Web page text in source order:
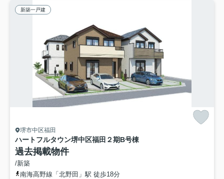
新築一戸建
堺市中区福田
ハートフルタウン堺中区福田２期B号棟
過去掲載物件
/新築
南海高野線「北野田」駅 徒歩18分